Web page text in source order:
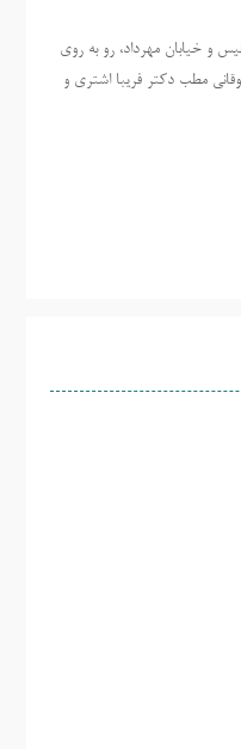
و خیابان مهرداد، رو به روی
ساختمان میلاد ٢، طبقه فوقانی مطب دکتر فریبا اشتری و